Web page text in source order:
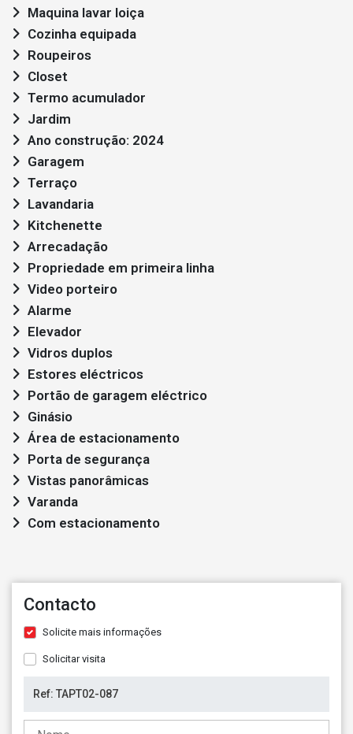
Maquina lavar loiça
Cozinha equipada
Roupeiros
Closet
Termo acumulador
Jardim
Ano construção: 2024
Garagem
Terraço
Lavandaria
Kitchenette
Arrecadação
Propriedade em primeira linha
Video porteiro
Alarme
Elevador
Vidros duplos
Estores eléctricos
Portão de garagem eléctrico
Ginásio
Área de estacionamento
Porta de segurança
Vistas panorâmicas
Varanda
Com estacionamento
Contacto
Solicite mais informações
Solicitar visita